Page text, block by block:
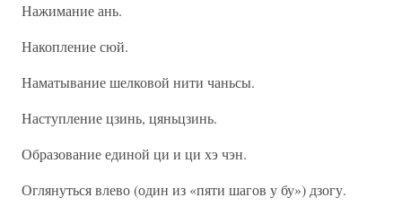
Нажимание ань.
Накопление сюй.
Наматывание шелковой нити чаньсы.
Наступление цзинь, цяньцзинь.
Образование единой ци и ци хэ чэн.
Оглянуться влево (один из «пяти шагов у бу») дзогу.